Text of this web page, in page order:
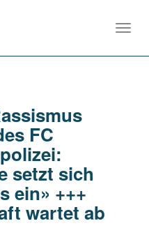
FC
setzt sich
ein» +++
wartet ab